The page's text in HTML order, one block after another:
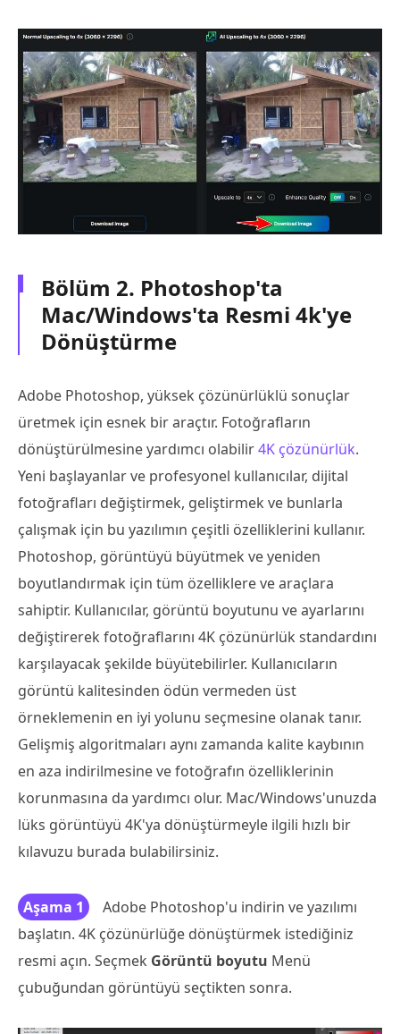
Bölüm 2. Photoshop'ta
Mac/Windows'ta Resmi 4k'ye
Dönüştürme
Adobe Photoshop, yüksek çözünürlüklü sonuçlar
üretmek için esnek bir araçtır. Fotoğrafların
dönüştürülmesine yardımcı olabilir4K çözünürlük.
Yeni başlayanlar ve profesyonel kullanıcılar, dijital
fotoğrafları değiştirmek, geliştirmek ve bunlarla
çalışmak için bu yazılımın çeşitli özelliklerini kullanır.
Photoshop, görüntüyü büyütmek ve yeniden
boyutlandırmak için tüm özelliklere ve araçlara
sahiptir. Kullanıcılar, görüntü boyutunu ve ayarlarını
değiştirerek fotoğraflarını 4K çözünürlük standardını
karşılayacak şekilde büyütebilirler. Kullanıcıların
görüntü kalitesinden ödün vermeden üst
örneklemenin en iyi yolunu seçmesine olanak tanır.
Gelişmiş algoritmaları aynı zamanda kalite kaybının
en aza indirilmesine ve fotoğrafın özelliklerinin
korunmasına da yardımcı olur. Mac/Windows'unuzda
lüks görüntüyü 4K'ya dönüştürmeyle ilgili hızlı bir
kılavuzu burada bulabilirsiniz.
Aşama 1
Adobe Photoshop'u indirin ve yazılımı
başlatın. 4K çözünürlüğe dönüştürmek istediğiniz
resmi açın. Seçmek Görüntü boyutu Menü
çubuğundan görüntüyü seçtikten sonra.